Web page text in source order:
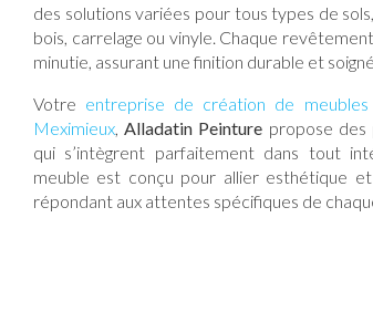
des solutions variées pour tous types de
bois, carrelage ou vinyle. Chaque
minutie, assurant une finition durable et
Votre entreprise de création de
Meximieux Alladatin Peinture propose des
qui s’intègrent parfaitement dans tout
meuble est conçu pour allier esthétique et
répondant aux attentes spécifiques de